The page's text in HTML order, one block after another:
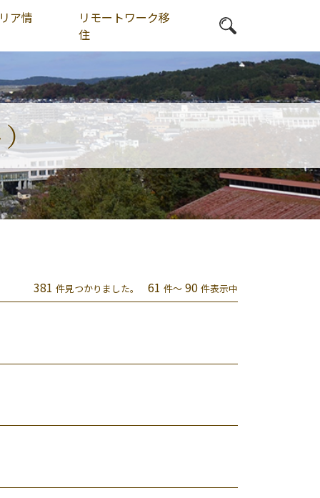
ア情
リモートワーク移
住
381 件見つかりました。 61 件～ 90 件表示中